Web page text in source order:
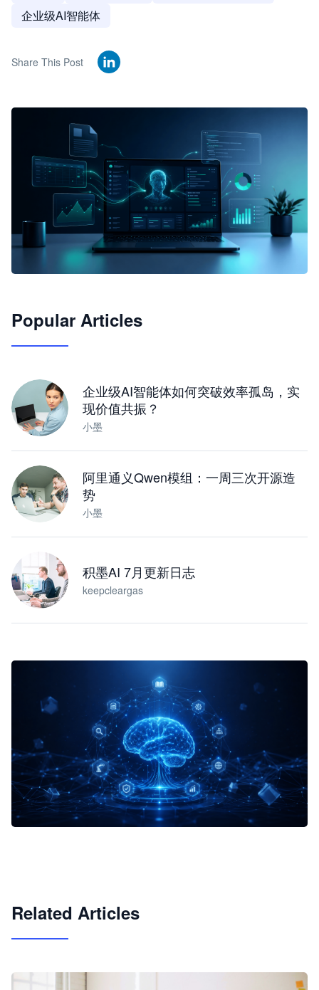
企业级AI智能体
Share This Post
JimoClaw 桌面 AI Agent 工作台
Popular Articles
企业级AI智能体如何突破效率孤岛，实
现价值共振？
小墨
阿里通义Qwen模组：一周三次开源造
势
小墨
积墨AI 7月更新日志
keepcleargas
Related Articles